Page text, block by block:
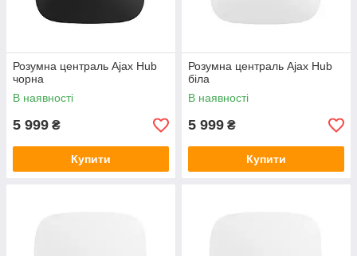
Розумна централь Ajax Hub
чорна
В наявності
5 999 ₴
Купити
Розумна централь Ajax Hub
біла
В наявності
5 999 ₴
Купити